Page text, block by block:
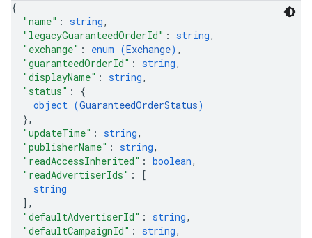
{
"name" : string,
"legacyGuaranteedOrderId" : string,
"exchange" : enum (Exchange) ,
"guaranteedOrderId" : string,
"displayName" : string,
"status" : {
object (GuaranteedOrderStatus)
},
"updateTime" : string,
"publisherName" : string,
"readAccessInherited" : boolean,
"readAdvertiserIds" :
[
string
] ,
"defaultAdvertiserId" : string,
"defaultCampaignId" : string,